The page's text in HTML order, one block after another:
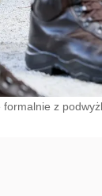
formalnie z